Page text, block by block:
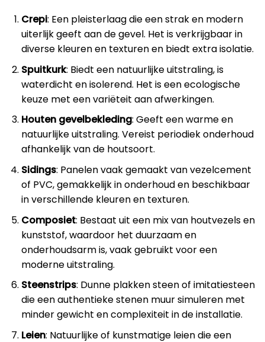
Crepi: Een pleisterlaag die een strak en modern
uiterlijk geeft aan de gevel. Het is verkrijgbaar in
diverse kleuren en texturen en biedt extra isolatie.
Spuitkurk: Biedt een natuurlijke uitstraling, is
waterdicht en isolerend. Het is een ecologische
keuze met een variëteit aan afwerkingen.
Houten gevelbekleding: Geeft een warme en
natuurlijke uitstraling. Vereist periodiek onderhoud
afhankelijk van de houtsoort.
Sidings: Panelen vaak gemaakt van vezelcement
of PVC, gemakkelijk in onderhoud en beschikbaar
in verschillende kleuren en texturen.
Composiet: Bestaat uit een mix van houtvezels en
kunststof, waardoor het duurzaam en
onderhoudsarm is, vaak gebruikt voor een
moderne uitstraling.
Steenstrips: Dunne plakken steen of imitatiesteen
die een authentieke stenen muur simuleren met
minder gewicht en complexiteit in de installatie.
Leien: Natuurlijke of kunstmatige leien die een